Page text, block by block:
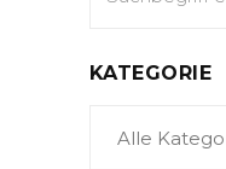
KATEGORIE